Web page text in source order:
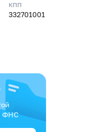
КПП
332701001
ФНС